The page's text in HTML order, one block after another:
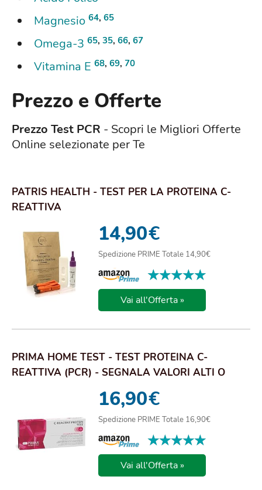
Magnesio 64, 65
Omega-3 65, 35, 66, 67
Vitamina E 68, 69, 70
Prezzo e Offerte
Prezzo Test PCR - Scopri le Migliori Offerte
Online selezionate per Te
PATRIS HEALTH - TEST PER LA PROTEINA C-
REATTIVA
14,90€
Spedizione PRIME Totale 14,90€
★★★★★
★★★★★
Vai all'Offerta »
PRIMA HOME TEST - TEST PROTEINA C-
REATTIVA (PCR) - SEGNALA VALORI ALTI O
16,90€
Spedizione PRIME Totale 16,90€
★★★★★
★★★★★
Vai all'Offerta »